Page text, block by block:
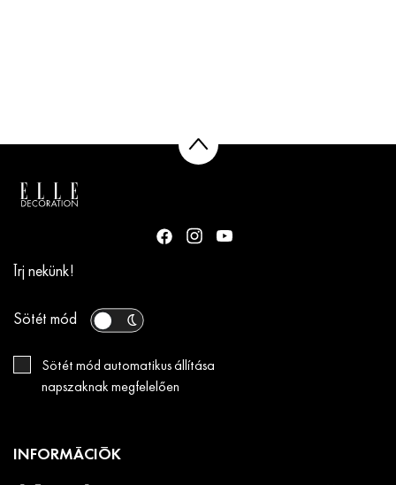
Írj nekünk!
Sötét mód
Sötét mód automatikus állítása
napszaknak megfelelően
INFORMÁCIÓK